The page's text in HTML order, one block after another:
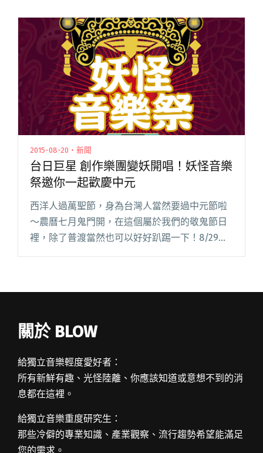
怒哀樂都歷經一遍兩遍三遍之後，閱讀全文 "想
和張震嶽、頑童、熱狗一起工作？本色音樂新媒
體部徵才中！"
2015-08-20・新聞
台日巨星 創作樂團變妖開唱！妖怪音樂
祭邀你一起歡慶中元
西洋人過萬聖節，身為台灣人當然要過中元節啦
～農曆七月鬼門開，在這個屬於我們的敬鬼節日
裡，除了普渡當然也可以好好趴踢一下！8/29、
8/30 於台中高鐵烏日站旁新烏日藝文廣場舉辦的
關於 BLOW
給獨立音樂輕度愛好者：
所有新鮮有趣、光怪陸離、你應該知道或意想不到的消
息都在這裡。
給獨立音樂重度研究生：
那些冷僻的專業知識、產業觀察、流行趨勢希望能滿足
您的需求。